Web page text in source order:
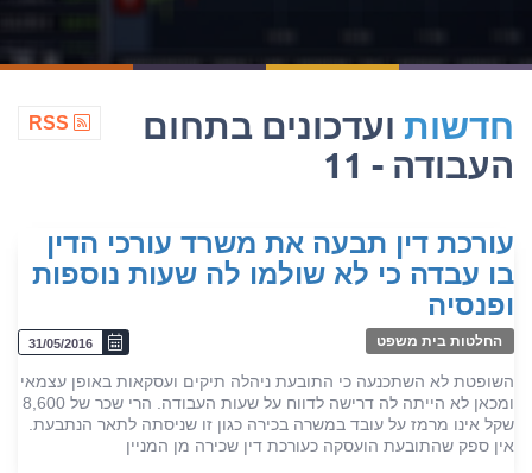
חדשות ועדכונים בתחום
העבודה - 11
עורכת דין תבעה את משרד עורכי הדין
בו עבדה כי לא שולמו לה שעות נוספות
ופנסיה
31/05/2016 החלטות בית משפט
השופטת לא השתכנעה כי התובעת ניהלה תיקים ועסקאות באופן עצמאי
ומכאן לא הייתה לה דרישה לדווח על שעות העבודה. הרי שכר של 8,600
שקל אינו מרמז על עובד במשרה בכירה כגון זו שניסתה לתאר הנתבעת.
אין ספק שהתובעת הועסקה כעורכת דין שכירה מן המניין